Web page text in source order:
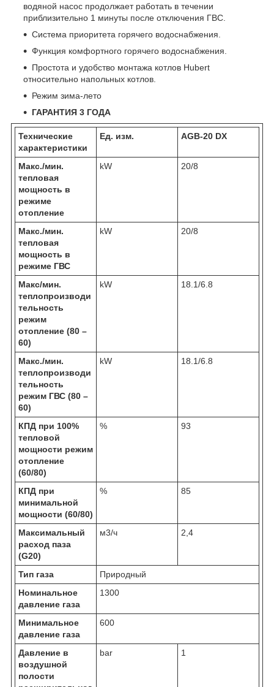
водяной насос продолжает работать в течении
приблизительно 1 минуты после отключения ГВС.
Система приоритета горячего водоснабжения.
Функция комфортного горячего водоснабжения.
Простота и удобство монтажа котлов Hubert
относительно напольных котлов.
Режим зима-лето
ГАРАНТИЯ 3 ГОДА
Технические
характеристики
Ед. изм. AGB-20 DX
Макс./мин.
тепловая
мощность в
режиме
отопление
kW 20/8
Макс./мин.
тепловая
мощность в
режиме ГВС
kW 20/8
Макс/мин.
теплопроизводи
тельность
режим
отопление (80 –
60)
kW 18.1/6.8
Макс./мин.
теплопроизводи
тельность
режим ГВС (80 –
60)
kW 18.1/6.8
КПД при 100%
тепловой
мощности режим
отопление
(60/80)
% 93
КПД при
минимальной
мощности (60/80)
% 85
Максимальный
расход паза
(G20)
м3/ч 2,4
Тип газа
Природный
Номинальное
давление газа
1300
Минимальное
давление газа
600
Давление в
воздушной
полости
bar 1